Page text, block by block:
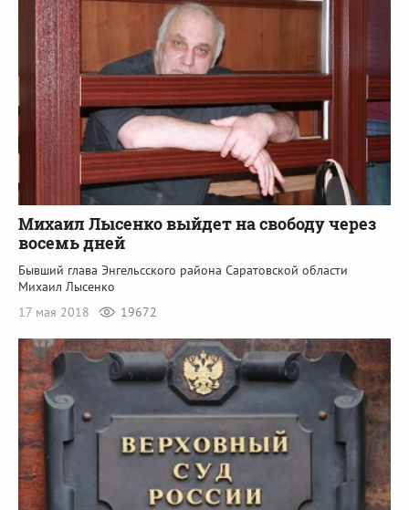
Михаил Лысенко выйдет на свободу через
восемь дней
Бывший глава Энгельсского района Саратовской области
Михаил Лысенко
17 мая 2018
19672